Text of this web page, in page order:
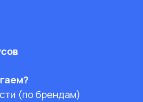
(по брендам)